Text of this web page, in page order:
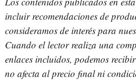
incluir recomendaciones de
consideramos de interés para
Cuando el lector realiza una
enlaces incluidos, podemos
no afecta al precio final ni